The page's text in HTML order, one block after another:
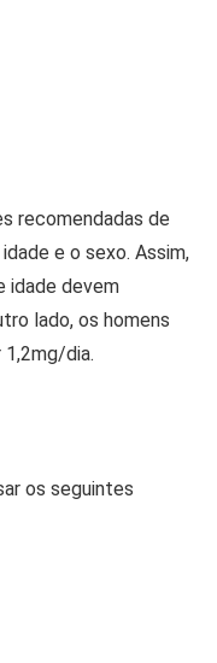
recomendadas de
e o sexo. Assim,
idade devem
lado, os homens
1,2mg/dia.
os seguintes